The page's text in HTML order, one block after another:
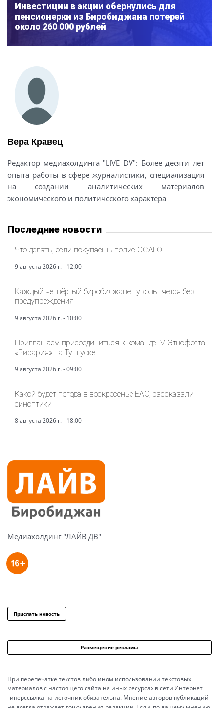
Инвестиции в акции обернулись для
пенсионерки из Биробиджана потерей
около 260 000 рублей
Вера Кравец
Редактор медиахолдинга "LIVE DV": Более десяти лет
опыта работы в сфере журналистики, специализация
на создании аналитических материалов
экономического и политического характера
Последние новости
Что делать, если покупаешь полис ОСАГО
9 августа 2026 г. - 12:00
Каждый четвёртый биробиджанец увольняется без
предупреждения
9 августа 2026 г. - 10:00
Приглашаем присоединиться к команде IV Этнофеста
«Бирария» на Тунгуске
9 августа 2026 г. - 09:00
Какой будет погода в воскресенье ЕАО, рассказали
синоптики
8 августа 2026 г. - 18:00
Медиахолдинг "ЛАЙВ ДВ"
Прислать новость
Размещение рекламы
При перепечатке текстов либо ином использовании текстовых
материалов с настоящего сайта на иных ресурсах в сети Интернет
гиперссылка на источник обязательна. Мнение авторов публикаций